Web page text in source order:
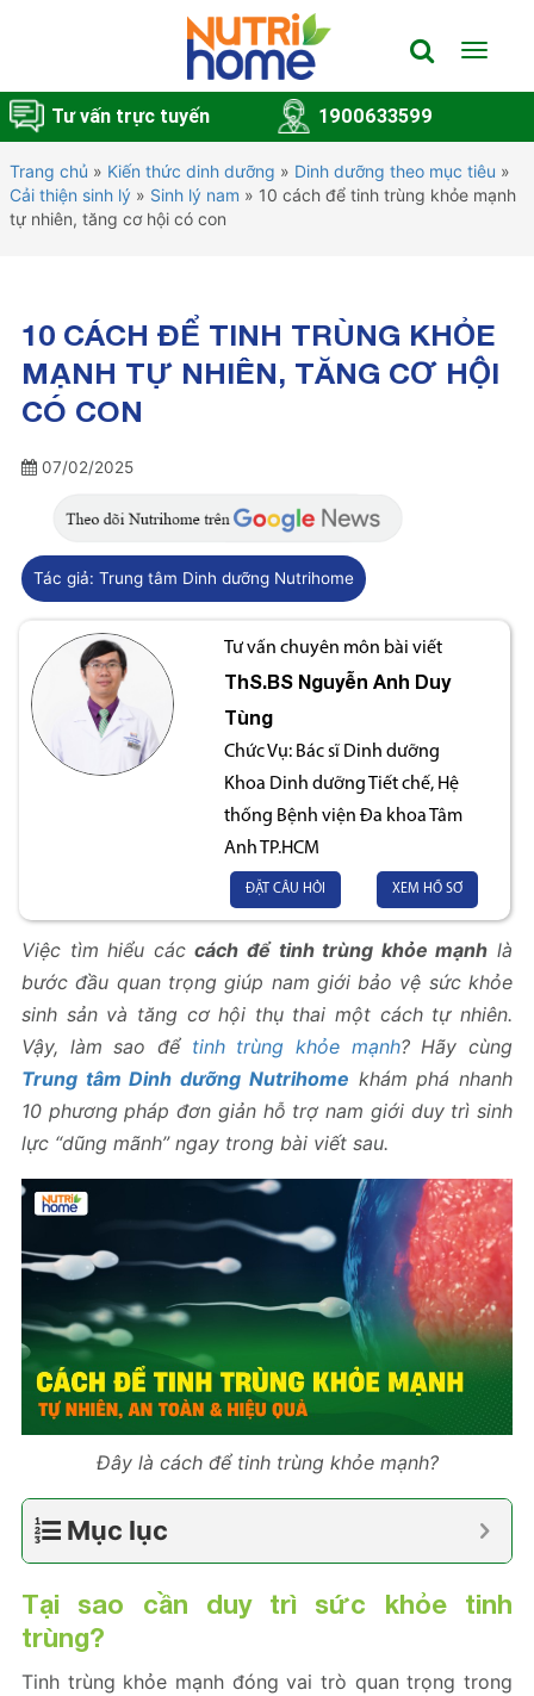
Toggle
Tư vấn trực tuyến 1900633599
Trang chủ » Kiến thức dinh dưỡng » Dinh dưỡng theo mục tiêu »
Cải thiện sinh lý » Sinh lý nam » 10 cách để tinh trùng khỏe mạnh
tự nhiên, tăng cơ hội có con
10 CÁCH ĐỂ TINH TRÙNG KHỎE
MẠNH TỰ NHIÊN, TĂNG CƠ HỘI
CÓ CON
07/02/2025
Tác giả: Trung tâm Dinh dưỡng Nutrihome
Tư vấn chuyên môn bài viết
ThS.BS Nguyễn Anh Duy
Tùng
Chức Vụ: Bác sĩ Dinh dưỡng
Khoa Dinh dưỡng Tiết chế, Hệ
thống Bệnh viện Đa khoa Tâm
Anh TP.HCM
ĐẶT CÂU HỎI XEM HỒ SƠ
Việc tìm hiểu cáccách để tinh trùng khỏe mạnh là
bước đầu quan trọng giúp nam giới bảo vệ sức khỏe
sinh sản và tăng cơ hội thụ thai một cách tự nhiên.
Vậy, làm sao để tinh trùng khỏe mạnh? Hãy cùng
Trung tâm Dinh dưỡng Nutrihome khám phá nhanh
10 phương pháp đơn giản hỗ trợ nam giới duy trì sinh
lực “dũng mãnh” ngay trong bài viết sau.
Đây là cách để tinh trùng khỏe mạnh?
Mục lục
Tại sao cần duy trì sức khỏe tinh
trùng?
Tinh trùng khỏe mạnh đóng vai trò quan trọng trong